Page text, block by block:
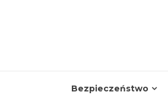
Bezpieczeństwo